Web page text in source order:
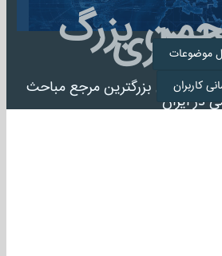
بزرگ
میلیتاری بزرگترین مرجع مباحث
در ایران
موضوعات
کاربران